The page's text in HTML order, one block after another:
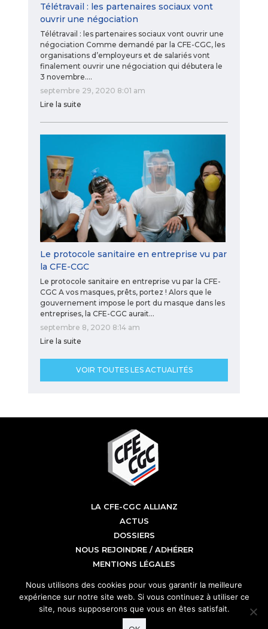
Télétravail : les partenaires sociaux vont
ouvrir une négociation
Télétravail : les partenaires sociaux vont ouvrir une
négociation Comme demandé par la CFE-CGC, les
organisations d’employeurs et de salariés vont
finalement ouvrir une négociation qui débutera le
3 novembre.…
septembre 29, 2020 8:01 am
Lire la suite
Le protocole sanitaire en entreprise vu par
la CFE-CGC
Le protocole sanitaire en entreprise vu par la CFE-
CGC A vos masques, prêts, portez ! Alors que le
gouvernement impose le port du masque dans les
entreprises, la CFE-CGC aurait…
septembre 8, 2020 8:14 am
Lire la suite
VOIR TOUTES LES ACTUALITÉS
LA CFE-CGC ALLIANZ
ACTUS
DOSSIERS
NOUS REJOINDRE / ADHÉRER
MENTIONS LÉGALES
Tour Allianz One
1 cours Michelet
92076 Paris La Défense
Nous utilisons des cookies pour vous garantir la meilleure
expérience sur notre site web. Si vous continuez à utiliser ce
site, nous supposerons que vous en êtes satisfait.